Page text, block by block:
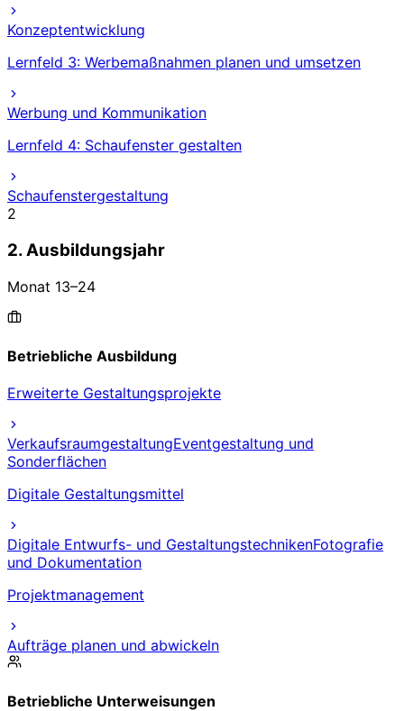
Konzeptentwicklung
Lernfeld 3: Werbemaßnahmen planen und umsetzen
Werbung und Kommunikation
Lernfeld 4: Schaufenster gestalten
Schaufenstergestaltung
2
2. Ausbildungsjahr
Monat 13–24
Betriebliche Ausbildung
Erweiterte Gestaltungsprojekte
VerkaufsraumgestaltungEventgestaltung und
Sonderflächen
Digitale Gestaltungsmittel
Digitale Entwurfs- und GestaltungstechnikenFotografie
und Dokumentation
Projektmanagement
Aufträge planen und abwickeln
Betriebliche Unterweisungen